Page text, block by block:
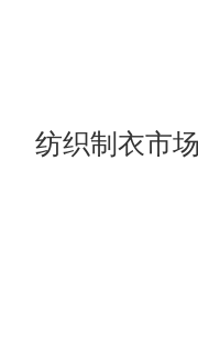
纺织制衣市